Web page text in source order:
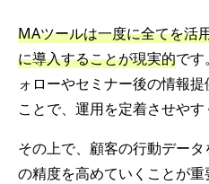
MAツールは一度に全てを活
に導入することが現実的です
ォローやセミナー後の情報
ことで、運用を定着させやす
その上で、顧客の行動デー
の精度を高めていくことが